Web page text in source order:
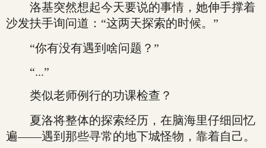
洛基突然想起今天要说的事情，她伸手撑着
沙发扶手询问道：“这两天探索的时候。”
“你有没有遇到啥问题？”
“...”
类似老师例行的功课检查？
夏洛将整体的探索经历，在脑海里仔细回忆
遍——遇到那些寻常的地下城怪物，靠着自己。